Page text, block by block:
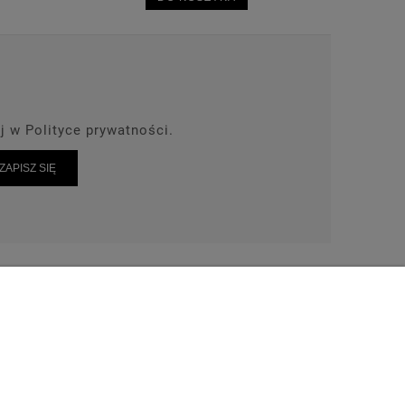
w Polityce prywatności.
ZAPISZ SIĘ
TEL: 664-028-239